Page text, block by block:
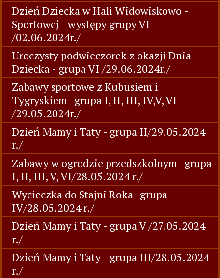
Dzień Dziecka w Hali Widowiskowo -
Sportowej - występy grupy VI
/02.06.2024r./
Uroczysty podwieczorek z okazji Dnia
Dziecka - grupa VI /29.06.2024r./
Zabawy sportowe z Kubusiem i
Tygryskiem- grupa I, II, III, IV,V, VI
/29.05.2024r./
Dzień Mamy i Taty - grupa II/29.05.2024
r./
Zabawy w ogrodzie przedszkolnym- grupa
I, II, III, V, VI/28.05.2024 r./
Wycieczka do Stajni Roka- grupa
IV/28.05.2024 r./
Dzień Mamy i Taty - grupa V /27.05.2024
r./
Dzień Mamy i Taty - grupa III/28.05.2024
r./